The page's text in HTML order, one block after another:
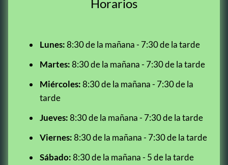
Horarios
Lunes:8:30 de la mañana - 7:30 de la tarde
Martes:8:30 de la mañana - 7:30 de la tarde
Miércoles:8:30 de la mañana - 7:30 de la
tarde
Jueves:8:30 de la mañana - 7:30 de la tarde
Viernes:8:30 de la mañana - 7:30 de la tarde
Sábado:8:30 de la mañana - 5 de la tarde